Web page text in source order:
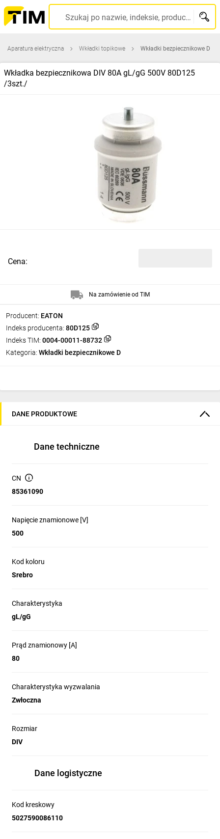
Szukaj po nazwie, indeksie, producencie, kodzie kreskowym...
Aparatura elektryczna Wkładki topikowe Wkładki bezpiecznikowe D
Wkładka bezpiecznikowa DIV 80A gL/gG 500V 80D125
/3szt./
Producent: EATON
Indeks producenta: 80D125
Indeks TIM: 0004-00011-88732
Kategoria: Wkładki bezpiecznikowe D
Cena:
Na zamówienie od TIM
DANE PRODUKTOWE
Dane techniczne
CN
85361090
Napięcie znamionowe [V]
500
Kod koloru
Srebro
Charakterystyka
gL/gG
Prąd znamionowy [A]
80
Charakterystyka wyzwalania
Zwłoczna
Rozmiar
DIV
Dane logistyczne
Kod kreskowy
5027590086110